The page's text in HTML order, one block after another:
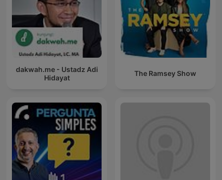
dakwah.me - Ustadz Adi
Hidayat
The Ramsey Show